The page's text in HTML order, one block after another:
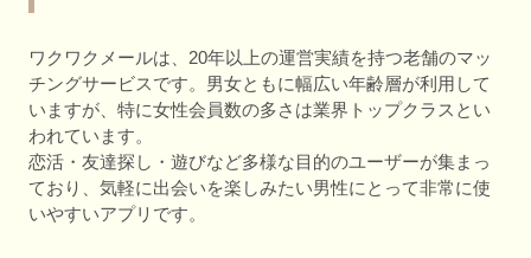
ワクワクメールは、20年以上の運営実績を持つ老舗のマッ
チングサービスです。男女ともに幅広い年齢層が利用して
いますが、特に女性会員数の多さは業界トップクラスとい
われています。
恋活・友達探し・遊びなど多様な目的のユーザーが集まっ
ており、気軽に出会いを楽しみたい男性にとって非常に使
いやすいアプリです。